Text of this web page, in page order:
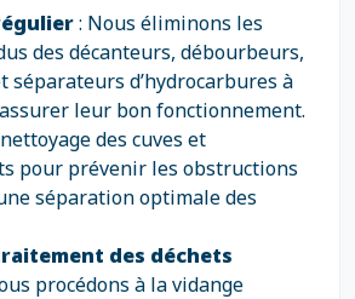
: Nous éliminons les
des décanteurs, débourbeurs,
séparateurs d’hydrocarbures à
leur bon fonctionnement.
des cuves et
pour prévenir les obstructions
séparation optimale des
des déchets
procédons à la vidange